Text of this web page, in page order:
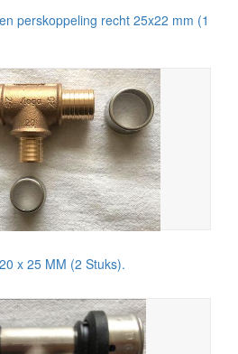
perskoppeling recht 25x22 mm (1
x 25 MM (2 Stuks).